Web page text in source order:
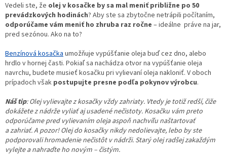
Vedeli ste, že olej v kosačke by sa mal meniť približne po 50
prevádzkových hodinách? Aby ste sa zbytočne netrápili počítaním,
odporúčame vám meniť ho zhruba raz ročne – ideálne práve na jar,
pred sezónou. Ako na to?
Benzínová kosačkaumožňuje vypúšťanie oleja buď cez dno, alebo
hrdlo v hornej časti. Pokiaľ sa nachádza otvor na vypúšťanie oleja
navrchu, budete musieť kosačku pri vylievaní oleja nakloniť. V oboch
prípadoch však postupujte presne podľa pokynov výrobcu.
Náš tip: Olej vylievajte z kosačky vždy zahriaty. Vtedy je totiž redší, čiže
dokážete z nádrže vyliať aj usadené nečistoty. Kosačku vám preto
odporúčame pred vylievaním oleja aspoň nachvíľu naštartovať
a zahriať. A pozor! Olej do kosačky nikdy nedolievajte, lebo by ste
podporovali hromadenie nečistôt v nádrži. Starý olej radšej zakaždým
vylejte a nahraďte ho novým – čistým.